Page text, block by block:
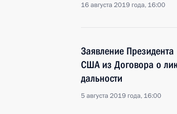
16 августа 2019 года, 16:00
Заявление
США из Договора о
дальности
5 августа 2019 года, 16:00